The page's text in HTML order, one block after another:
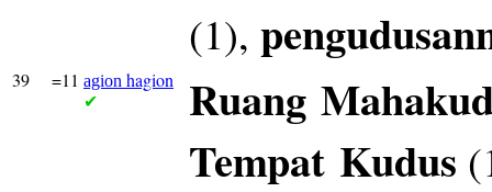
(1),
39 =11 agion hagion
✔ Ruang
Tempat Kudus